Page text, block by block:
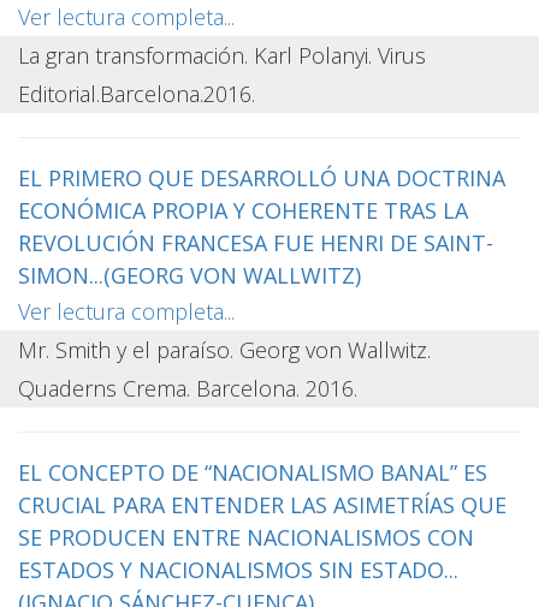
Ver lectura completa...
La gran transformación. Karl Polanyi. Virus
Editorial.Barcelona.2016.
EL PRIMERO QUE DESARROLLÓ UNA DOCTRINA
ECONÓMICA PROPIA Y COHERENTE TRAS LA
REVOLUCIÓN FRANCESA FUE HENRI DE SAINT-
SIMON...(GEORG VON WALLWITZ)
Ver lectura completa...
Mr. Smith y el paraíso. Georg von Wallwitz.
Quaderns Crema. Barcelona. 2016.
EL CONCEPTO DE “NACIONALISMO BANAL” ES
CRUCIAL PARA ENTENDER LAS ASIMETRÍAS QUE
SE PRODUCEN ENTRE NACIONALISMOS CON
ESTADOS Y NACIONALISMOS SIN ESTADO...